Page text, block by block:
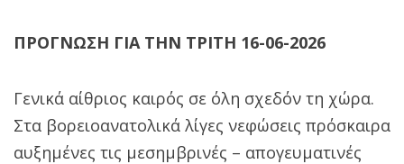
ΠΡΟΓΝΩΣΗ ΓΙΑ ΤΗΝ ΤΡΙΤΗ 16-06-2026
Γενικά αίθριος καιρός σε όλη σχεδόν τη χώρα.
Στα βορειοανατολικά λίγες νεφώσεις πρόσκαιρα
αυξημένες τις μεσημβρινές – απογευματινές